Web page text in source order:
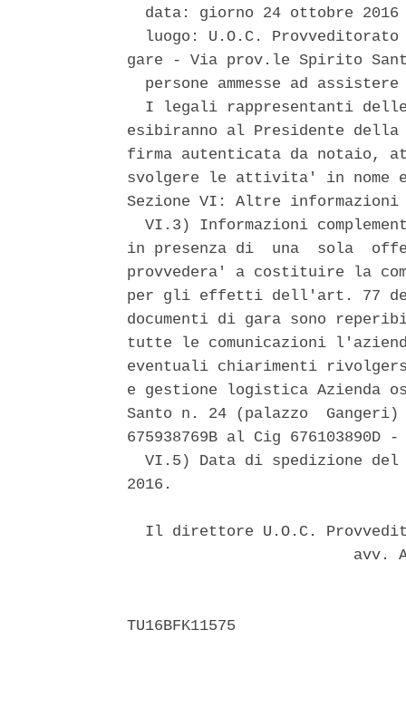
data: giorno 24 ottobre
luogo: U.O.C.
gare - Via prov.le Spirito
persone ammesse ad
I legali rappresentanti
esibiranno al Presidente della
firma autenticata da notaio,
svolgere le attivita' in nome
Sezione VI: Altre
VI.3) Informazioni
in presenza di  una  sola
provvedera' a costituire la
per gli effetti dell'art. 77
documenti di gara sono
tutte le comunicazioni
eventuali chiarimenti
e gestione logistica Azienda
Santo n. 24 (palazzo
675938769B al Cig
VI.5) Data di spedizione
2016.
Il direttore U.O.C.
avv.